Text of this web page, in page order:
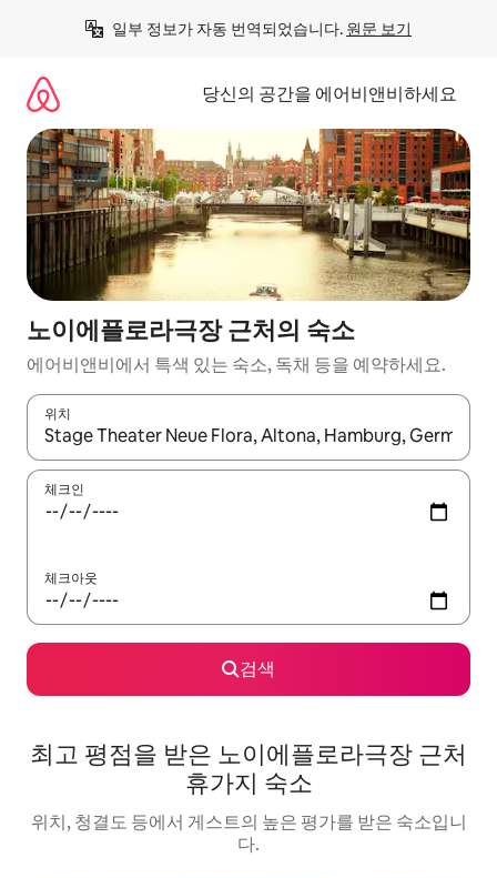
일부 정보가 자동 번역되었습니다. 원문 보기
당신의 공간을 에어비앤비하세요
노이에플로라극장 근처의 숙소
에어비앤비에서 특색 있는 숙소, 독채 등을 예약하세요.
위치
결과가 나오면 위·아래 화살표 키를 사용하거나 터치 또는 스와이
체크인
체크아웃
검색
최고 평점을 받은 노이에플로라극장 근처
휴가지 숙소
위치, 청결도 등에서 게스트의 높은 평가를 받은 숙소입니
다.